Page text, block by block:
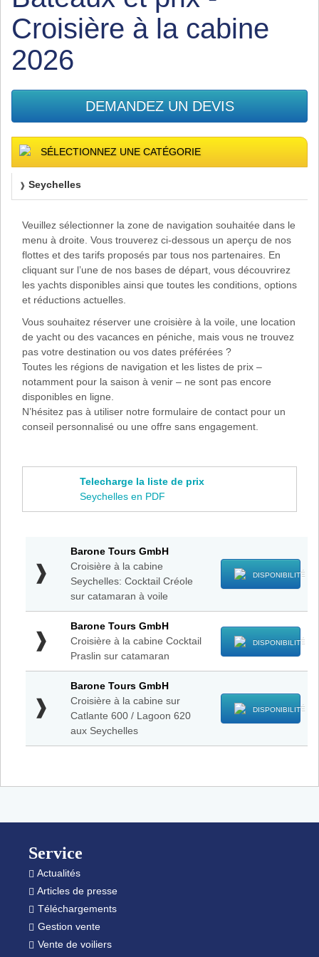
Croisière à la cabine
2026
DEMANDEZ UN DEVIS
SÉLECTIONNEZ UNE CATÉGORIE
Seychelles
Veuillez sélectionner la zone de navigation souhaitée dans le
menu à droite. Vous trouverez ci-dessous un aperçu de nos
flottes et des tarifs proposés par tous nos partenaires. En
cliquant sur l’une de nos bases de départ, vous découvrirez
les yachts disponibles ainsi que toutes les conditions, options
et réductions actuelles.
Vous souhaitez réserver une croisière à la voile, une location
de yacht ou des vacances en péniche, mais vous ne trouvez
pas votre destination ou vos dates préférées ?
Toutes les régions de navigation et les listes de prix –
notamment pour la saison à venir – ne sont pas encore
disponibles en ligne.
N’hésitez pas à utiliser notre formulaire de contact pour un
conseil personnalisé ou une offre sans engagement.
Telecharge la liste de prix
Seychelles en PDF
Barone
Tours
GmbH
Croisière
la
cabine
Seychelles:
Cocktail
Créole
sur
catamaran
à
Barone Tours GmbH
Croisière à la cabine
Seychelles: Cocktail Créole
sur catamaran à voile
DISPONIBILITÉ
Barone
Tours
GmbH
Croisière
à
la
cabine
Cocktail
Praslin
Barone Tours GmbH
Croisière à la cabine Cocktail
Praslin sur catamaran
DISPONIBILITÉ
Barone
Tours
GmbH
Croisière
600
620
aux
Seychelles
Barone Tours GmbH
Croisière à la cabine sur
Catlante 600 / Lagoon 620
aux Seychelles
DISPONIBILITÉ
Service
Actualités
Articles de presse
Téléchargements
Gestion vente
Vente de voiliers